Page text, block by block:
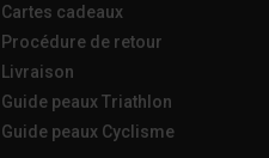
Cartes cadeaux
Procédure de retour
Livraison
Guide peaux Triathlon
Guide peaux Cyclisme